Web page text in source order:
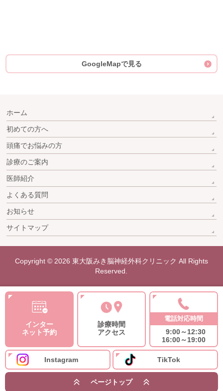
GoogleMapで見る
ホーム
初めての方へ
頭痛でお悩みの方
診療のご案内
医師紹介
よくある質問
お知らせ
サイトマップ
Copyright © 2026 東大阪みき脳神経外科クリニック All Rights
Reserved.
インター
ネット予約
診療時間
アクセス
電話対応時間
9:00～12:30
16:00～19:00
Instagram TikTok
ページ トップ